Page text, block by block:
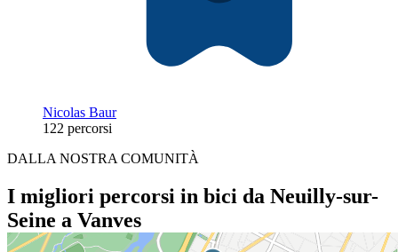
Nicolas Baur
122 percorsi
DALLA NOSTRA COMUNITÀ
I migliori percorsi in bici da Neuilly-sur-
Seine a Vanves